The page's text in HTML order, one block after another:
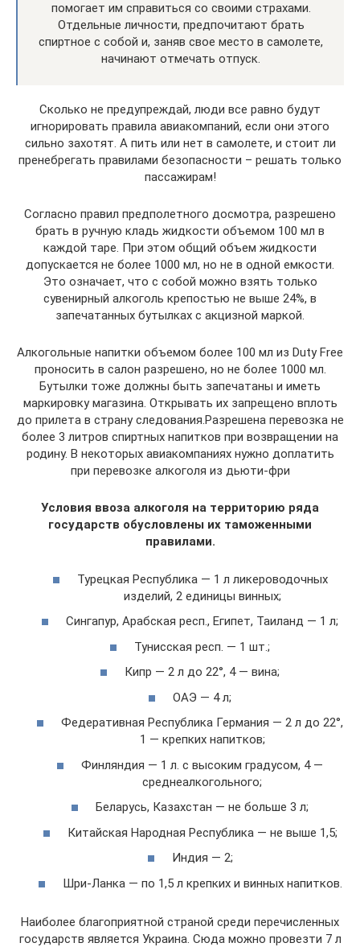
помогает им справиться со своими страхами.
Отдельные личности, предпочитают брать
спиртное с собой и, заняв свое место в самолете,
начинают отмечать отпуск.
Сколько не предупреждай, люди все равно будут
игнорировать правила авиакомпаний, если они этого
сильно захотят. А пить или нет в самолете, и стоит ли
пренебрегать правилами безопасности – решать только
пассажирам!
Согласно правил предполетного досмотра, разрешено
брать в ручную кладь жидкости объемом 100 мл в
каждой таре. При этом общий объем жидкости
допускается не более 1000 мл, но не в одной емкости.
Это означает, что с собой можно взять только
сувенирный алкоголь крепостью не выше 24%, в
запечатанных бутылках с акцизной маркой.
Алкогольные напитки объемом более 100 мл из Duty Free
проносить в салон разрешено, но не более 1000 мл.
Бутылки тоже должны быть запечатаны и иметь
маркировку магазина. Открывать их запрещено вплоть
до прилета в страну следования.Разрешена перевозка не
более 3 литров спиртных напитков при возвращении на
родину. В некоторых авиакомпаниях нужно доплатить
при перевозке алкоголя из дьюти-фри
Условия ввоза алкоголя на территорию ряда
государств обусловлены их таможенными
правилами.
Турецкая Республика — 1 л ликероводочных
изделий, 2 единицы винных;
Сингапур, Арабская респ., Египет, Таиланд — 1 л;
Тунисская респ. — 1 шт.;
Кипр — 2 л до 22°, 4 — вина;
ОАЭ — 4 л;
Федеративная Республика Германия — 2 л до 22°,
1 — крепких напитков;
Финляндия — 1 л. с высоким градусом, 4 —
среднеалкогольного;
Беларусь, Казахстан — не больше 3 л;
Китайская Народная Республика — не выше 1,5;
Индия — 2;
Шри-Ланка — по 1,5 л крепких и винных напитков.
Наиболее благоприятной страной среди перечисленных
государств является Украина. Сюда можно провезти 7 л